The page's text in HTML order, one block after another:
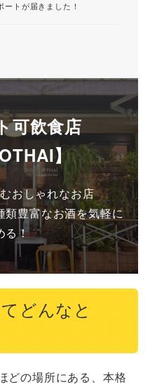
トが届きました！
可飲食店
】
おしゃれなお店
類豊富なお酒を気軽に
る！
どんなと
どの場所にある、本格